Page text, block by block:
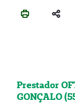
Prestador
GONÇALO